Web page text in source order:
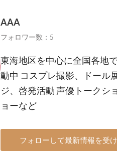
AAA
フォロワー数：5
東海地区を中心に全国各地
動中 コスプレ撮影、ドール
ジ、啓発活動 声優トークシ
ョーなど
フォローして最新情報を受